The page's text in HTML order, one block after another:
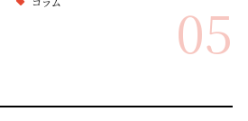
05